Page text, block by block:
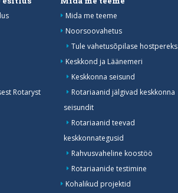
Rotaryst
Mida me teeme
Noorsoovahetus
Tule vahetusõpilase hostpereks
Keskkond ja Läänemeri
Keskkonna seisund
Rotariaanid jälgivad keskkonna
seisundit
Rotariaanid teevad
keskkonnategusid
Rahvusvaheline koostöö
Rotariaanide testimine
Kohalikud projektid